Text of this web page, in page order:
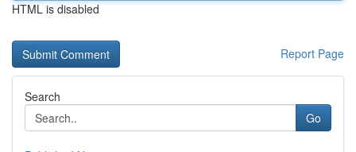
HTML is disabled
Report Page
Search
Go